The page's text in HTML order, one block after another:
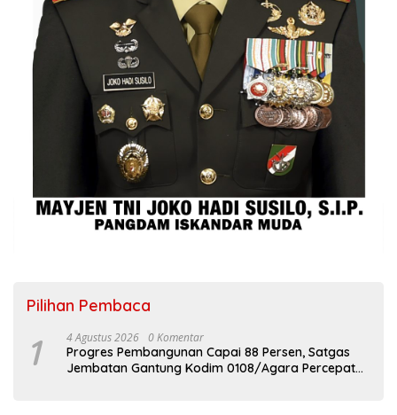
Pilihan Pembaca
1 4 Agustus 2026 0 Komentar
Progres Pembangunan Capai 88 Persen, Satgas
Jembatan Gantung Kodim 0108/Agara Percepat